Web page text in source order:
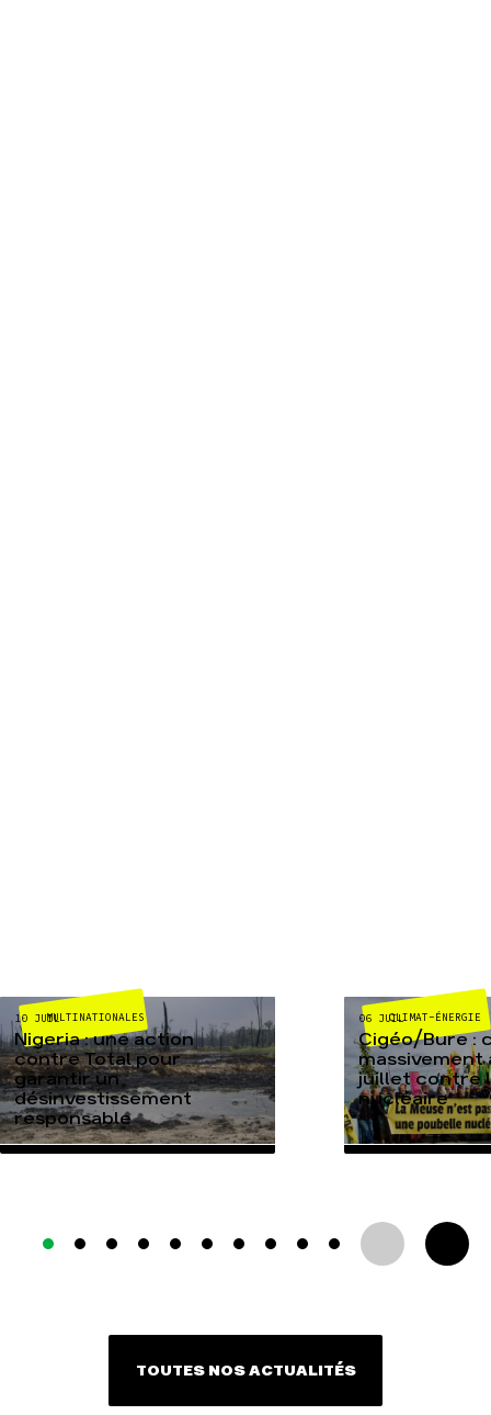
MULTINATIONALES
10 JUIL
Nigeria : une action
contre Total pour
garantir un
désinvestissement
responsable
CLIMAT-ÉNERGIE
06 JUIL
Cigéo/Bure :
massivement
juillet contre
nucléaire
TOUTES NOS ACTUALITÉS